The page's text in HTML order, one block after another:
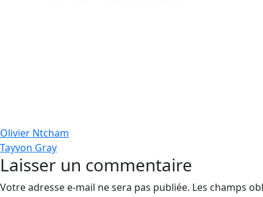
Navigation
de
l’article
Olivier Ntcham
Tayvon Gray
Laisser un commentaire
Votre adresse e-mail ne sera pas publiée. Les champs